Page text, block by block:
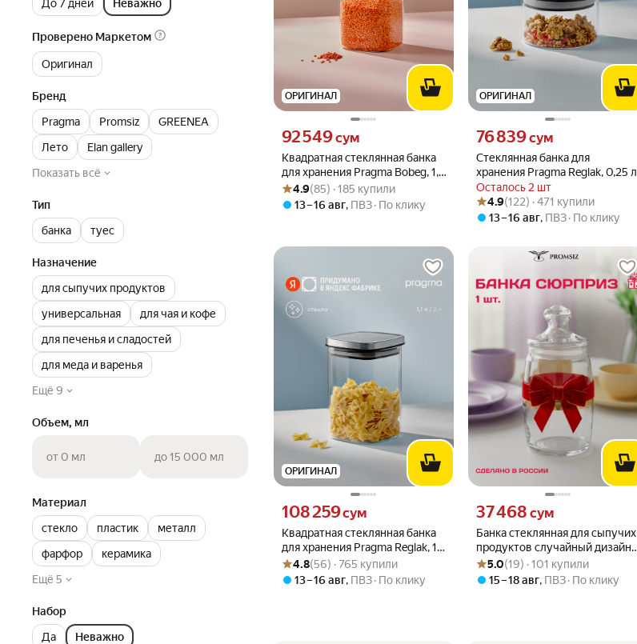
До 7 дней
Неважно
Проверено Маркетом
Оригинал
Бренд
Pragma
Promsiz
GREENEA
Лето
Elan gallery
Показать всё
Тип
банка
туес
Назначение
для сыпучих продуктов
универсальная
для чая и кофе
для печенья и сладостей
для меда и варенья
Ещё 9
Объем, мл
от 0 мл до 15 000 мл
Материал
стекло
пластик
металл
фарфор
керамика
Ещё 5
Набор
Да
Неважно
ОРИГИНАЛ
Квадратная стеклянная банка
для хранения Pragma Bobeg, 1,1
л
Цена 92549 сум вместо
92 549сум
Рейтинг товара: 4.9 из 5
Оценок: (85) · 185 купили
4.9(85) · 185 купили
13 – 16 авг, ПВЗ По клику
ОРИГИНАЛ
Стеклянная банка для
хранения Pragma Reglak, 0,25 л
Осталось 2 шт
Цена 76839 сум вместо
76 839сум
Рейтинг товара: 4.9 из 5
Оценок: (122) · 471 купили
4.9(122) · 471 купили
13 – 16 авг, ПВЗ По клику
ОРИГИНАЛ
Квадратная стеклянная банка
для хранения Pragma Reglak, 1,1
л
Цена 108259 сум вместо
108 259сум
Рейтинг товара: 4.8 из 5
Оценок: (56) · 765 купили
4.8(56) · 765 купили
13 – 16 авг, ПВЗ По клику
Банка стеклянная для сыпучих
продуктов случайный дизайн
без выбора 1 шт. PROMSIZ
сюрприз / 1100 мл.
Цена 37468 сум вместо
37 468 сум
Рейтинг товара: 5.0 из 5
Оценок: (19) · 101 купили
5.0(19) · 101 купили
15 – 18 авг, ПВЗ По клику